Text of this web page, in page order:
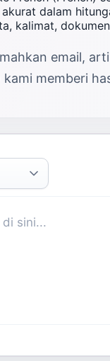
dalam
kalimat,
email,
memberi